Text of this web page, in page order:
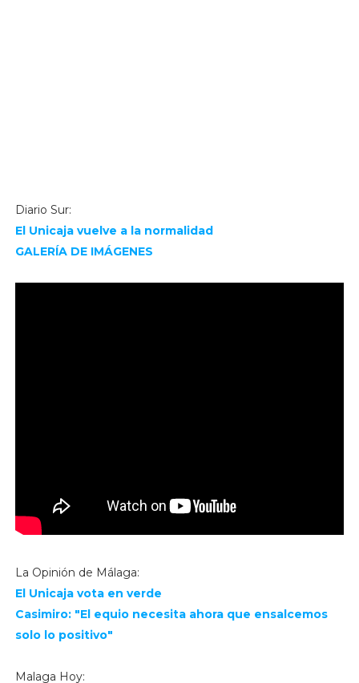
Diario Sur:
El Unicaja vuelve a la normalidad
GALERÍA DE IMÁGENES
La Opinión de Málaga:
El Unicaja vota en verde
Casimiro: "El equio necesita ahora que ensalcemos
solo lo positivo"
Malaga Hoy: